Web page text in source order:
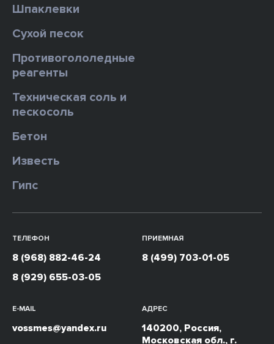
Шпаклевки
Сухой песок
Противогололедные
реагенты
Техническая соль и
пескосоль
Бетон
Известь
Гипс
ТЕЛЕФОН
8 (968) 882-46-24
8 (929) 655-03-05
ПРИЕМНАЯ
8 (499) 703-01-05
E-MAIL
vossmes@yandex.ru
АДРЕС
140200, Россия,
Московская обл., г.